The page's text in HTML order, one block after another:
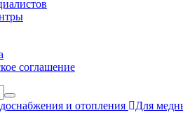
соглашение
и отопления Для